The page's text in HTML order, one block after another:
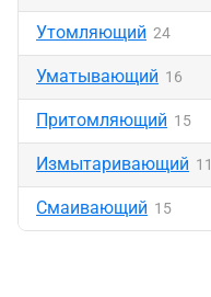
Утомляющий 24
Уматывающий 16
Притомляющий 15
Измытаривающий 11
Смаивающий 15